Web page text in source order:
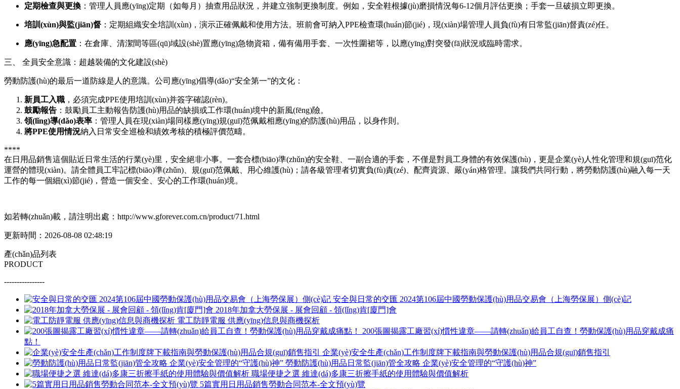
定期檢查與更換 ：管理人員應(yīng)定期（如每月）抽查用品狀況，并建立強制更換制度。例如，安全鞋根據(jù)磨損情況每6-12個月評估更換；手套一旦破損立即更換。
培訓(xùn)與監(jiān)督 ：定期組織安全培訓(xùn)，演示正確佩戴和使用方法。班前會可納入PPE檢查環(huán)節(jié)，現(xiàn)場管理人員負(fù)有日常監(jiān)督責(zé)任。
應(yīng)急配置 ：在倉庫、清潔間等區(qū)域設(shè)置應(yīng)急物資箱，備有備用手套、一次性圍裙等，以應(yīng)對突發(fā)狀況或臨時需求。
三、 全員安全意識：超越裝備的文化建設(shè)
勞動防護(hù)的最后一道防線是人的意識。公司應(yīng)倡導(dǎo)“安全第一”的文化：
新員工入職 ，必須完成PPE使用培訓(xùn)并簽字確認(rèn)。
鼓勵報告 ：鼓勵員工主動報告防護(hù)用品的缺損或工作環(huán)境中的新風(fēng)險。
領(lǐng)導(dǎo)表率 ：管理人員在現(xiàn)場同樣應(yīng)規(guī)范佩戴相應(yīng)的防護(hù)用品，以身作則。
將PPE使用情況納入日常安全巡檢和績效考核的積極評價范疇。
****
在日用品銷售這個貼近日常生活的行業(yè)里，安全絕非小事。一套合標(biāo)準(zhǔn)的安全鞋、一副合適的手套，不僅是對員工身體的有效保護(hù)，更是企業(yè)人性化管理和規(guī)范化
運營的體現(xiàn)。請全體員工牢記標(biāo)準(zhǔn)、規(guī)范佩戴、用心維護(hù)；請各級管理者切實負(fù)責(zé)、配齊資源、嚴(yán)格管理。讓我們共同行動，將勞動防護(hù)融入每一天
工作的每一個細(xì)節(jié)，營造一個安全、安心的工作環(huán)境。
如若轉(zhuǎn)載，請注明出處：http://www.gforever.com.cn/product/71.html
更新時間：2026-08-08 02:48:19
產(chǎn)品列表
PRODUCT
----------------
安全與日常的交匯 2024第106屆中國勞動保護(hù)用品交易會（上海勞保展）側(cè)記
2018年加拿大勞保展 - 展會回顧 - 領(lǐng)肯[廈門]會
電工防靜電服 供應(yīng)信息與商機探析
200張圖揭露工廠習(xí)慣性違章——請轉(zhuǎn)給員工自查！勞動保護(hù)用品穿戴成痛
點！
企業(yè)安全生產(chǎn)工作制度牌下載指南與勞動保護(hù)用品合規(guī)銷售指引
勞動防護(hù)用品日常監(jiān)管全攻略 企業(yè)安全管理的“守護(hù)神”
職場便捷之選 維達(dá)多康三折擦手紙的使用體驗與價值解析
5篇實用日用品銷售勞動合同范本-全文預(yù)覽